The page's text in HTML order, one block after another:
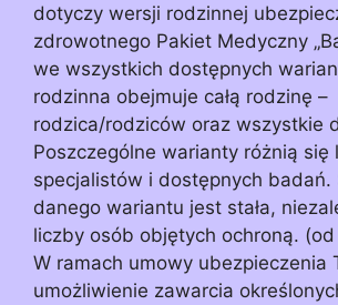
dotyczy wersji rodzinnej
zdrowotnego Pakiet Medyczny
we wszystkich dostępnych
rodzinna obejmuje całą rodzinę –
rodzica/rodziców oraz wszystkie
Poszczególne warianty różnią się
specjalistów i dostępnych badań.
danego wariantu jest stała,
liczby osób objętych ochroną.
W ramach umowy ubezpieczenia
umożliwienie zawarcia